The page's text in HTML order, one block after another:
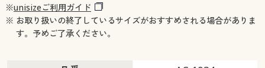
※unisizeご利用ガイド
※ お取り扱いの終了しているサイズがおすすめされる場合がありま
す。予めご了承ください。